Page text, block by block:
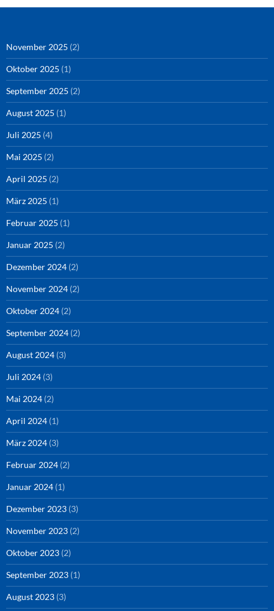
November 2025 (2)
Oktober 2025 (1)
September 2025 (2)
August 2025 (1)
Juli 2025 (4)
Mai 2025 (2)
April 2025 (2)
März 2025 (1)
Februar 2025 (1)
Januar 2025 (2)
Dezember 2024 (2)
November 2024 (2)
Oktober 2024 (2)
September 2024 (2)
August 2024 (3)
Juli 2024 (3)
Mai 2024 (2)
April 2024 (1)
März 2024 (3)
Februar 2024 (2)
Januar 2024 (1)
Dezember 2023 (3)
November 2023 (2)
Oktober 2023 (2)
September 2023 (1)
August 2023 (3)